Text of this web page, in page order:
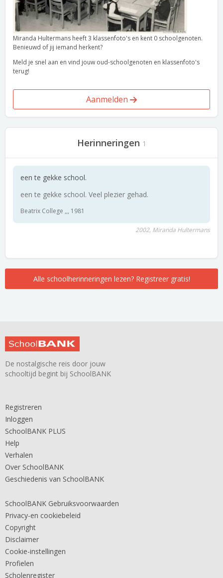
Miranda Hultermans heeft 3 klassenfoto's en kent 0 schoolgenoten.
Benieuwd of jij iemand herkent?
Meld je snel aan en vind jouw oud-schoolgenoten en klassenfoto's
terug!
Aanmelden
Herinneringen 1
een te gekke school.
een te gekke school. Veel plezier gehad.
Beatrix College ,,, 1981
2002, Miranda Hultermans
Alle schoolherinneringen lezen? Registreer gratis!
De nostalgische reis door jouw
schooltijd begint bij SchoolBANK
Registreren
Inloggen
SchoolBANK PLUS
Help
Verhalen
Over SchoolBANK
Geschiedenis van SchoolBANK
SchoolBANK Gebruiksvoorwaarden
Privacy-en cookiebeleid
Copyright
Disclaimer
Cookie-instellingen
Profielen
Scholenregister